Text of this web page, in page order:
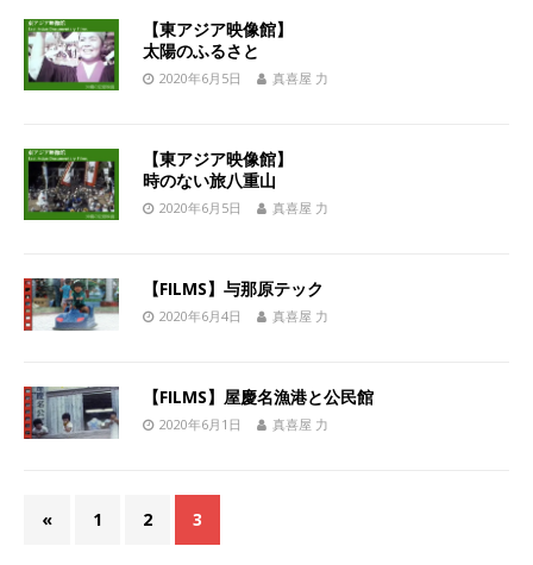
【東アジア映像館】
太陽のふるさと
2020年6月5日 真喜屋 力
【東アジア映像館】
時のない旅八重山
2020年6月5日 真喜屋 力
【FILMS】与那原テック
2020年6月4日 真喜屋 力
【FILMS】屋慶名漁港と公民館
2020年6月1日 真喜屋 力
« 1 2 3